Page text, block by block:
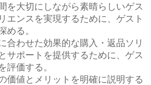
を大切にしながら素晴らしいゲス
エンスを実現するために、ゲスト
める。
合わせた効果的な購入・返品ソリ
サポートを提供するために、ゲス
評価する。
価値とメリットを明確に説明する